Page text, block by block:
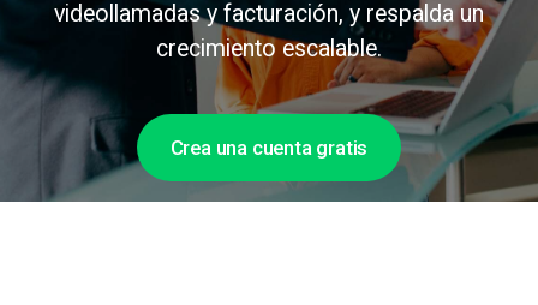
videollamadas y facturación, y respalda un
crecimiento escalable.
Crea una cuenta gratis